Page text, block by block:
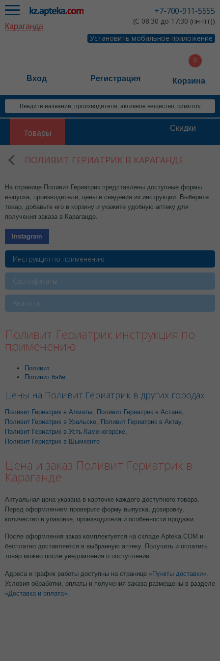
+7-700-911-5555
(С 08:30 до 17:30 (пн-пт))
Установить мобильное приложение
Караганда
Вход Регистрация Корзина
Товары
Скидки
ПОЛИВИТ ГЕРИАТРИК В КАРАГАНДЕ
На странице Поливит Гериатрик представлены доступные формы
выпуска, производители, цены и сведения из инструкции. Выберите
товар, добавьте его в корзину и укажите удобную аптеку для
получения заказа в Караганде.
Instagram
Инструкция по применению
Сертификаты
Аналоги
Поливит Гериатрик инструкция по
применению
Поливит
Поливит бэби
Цены на Поливит Гериатрик в других городах
Поливит Гериатрик в Алматы Поливит Гериатрик в Астане
Поливит Гериатрик в Уральске
Поливит Гериатрик в Актау,
Поливит Гериатрик в Усть-Каменогорске
Поливит Гериатрик в Шымкенте
Цена и заказ Поливит Гериатрик в
Караганде
Актуальная цена указана в карточке каждого доступного товара.
Перед оформлением проверьте форму выпуска, дозировку,
количество в упаковке, производителя и особенности продажи.
После оформления заказ комплектуется на складе Apteka.COM и
бесплатно доставляется в выбранную аптеку. Получить и оплатить
товар можно после уведомления о поступлении.
Адреса и график работы доступны на странице «Пункты доставки»
Условия обработки, оплаты и получения заказа размещены в разделе
«Доставка и оплата»